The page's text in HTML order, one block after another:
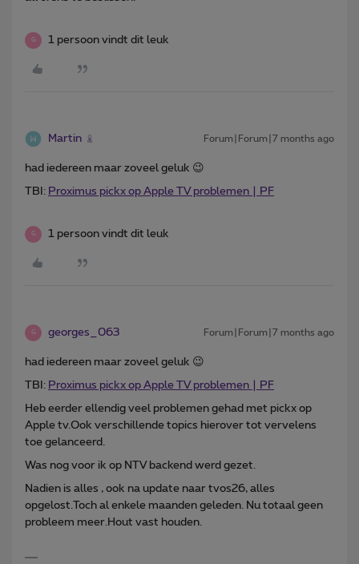
G 1 persoon vindt dit leuk
Martin Forum|Forum|7 months ago
had iedereen maar zoveel geluk 😉
TBI: Proximus pickx op Apple TV problemen | PF
G 1 persoon vindt dit leuk
G georges_063 Forum|Forum|7 months ago
had iedereen maar zoveel geluk 😉
TBI: Proximus pickx op Apple TV problemen | PF
Heb eerder ellendig veel problemen gehad met pickx op
Apple tv.Ook verschillende topics hierover tot vervelens
toe gelanceerd.
Was nog voor ik op NTV backend werd gezet.
Nadien is alles , ook na update naar tvos26, alles
opgelost.Toch al enkele maanden geleden. Nu totaal geen
probleem meer.Hout vast houden.